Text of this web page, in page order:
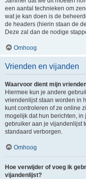
een aantal technieken om
wat je kan doen is de
de headers (hierin staan de
Deze zal dan de nodige
Omhoog
Vrienden en vijanden
Waarvoor dient mijn
Hiermee kun je andere
vriendenlijst staan worden in
kunt controleren of ze online
mogelijk dat hun berichten, in
gebruiker aan je vijandenlijst
standaard verborgen.
Omhoog
Hoe verwijder of voeg ik
vijandenlijst?